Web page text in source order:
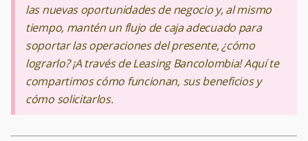
las nuevas oportunidades de negocio y, al mismo
tiempo, mantén un flujo de caja adecuado para
soportar las operaciones del presente, ¿cómo
lograrlo? ¡A través de Leasing Bancolombia! Aquí te
compartimos cómo funcionan, sus beneficios y
cómo solicitarlos.